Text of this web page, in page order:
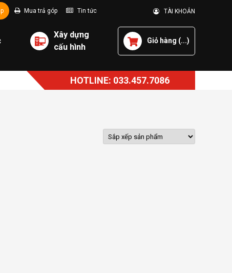
Mua trả góp Tin tức TÀI KHOẢN
Xây dựng
cấu hình
Giỏ hàng (...)
HOTLINE: 033.457.7086